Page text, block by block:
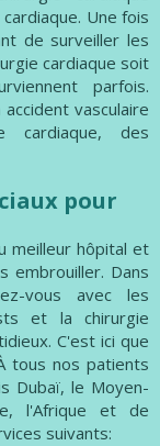
Une fois
de surveiller les
cardiaque soit
parfois.
vasculaire
cardiaque, des
pour
meilleur hôpital et
embrouiller. Dans
vous avec les
et la chirurgie
C'est ici que
tous nos patients
Dubaï, le Moyen-
l'Afrique et de
suivants: